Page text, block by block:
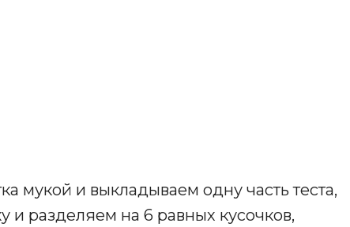
мукой и выкладываем одну часть теста,
и разделяем на 6 равных кусочков,